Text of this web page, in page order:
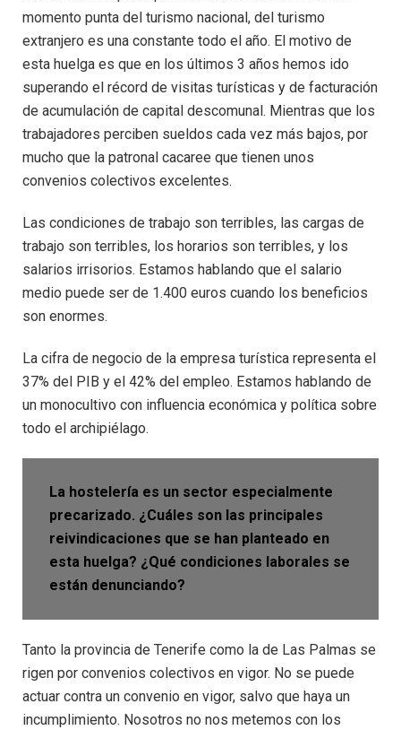
momento punta del turismo nacional, del turismo
extranjero es una constante todo el año. El motivo de
esta huelga es que en los últimos 3 años hemos ido
superando el récord de visitas turísticas y de facturación
de acumulación de capital descomunal. Mientras que los
trabajadores perciben sueldos cada vez más bajos, por
mucho que la patronal cacaree que tienen unos
convenios colectivos excelentes.
Las condiciones de trabajo son terribles, las cargas de
trabajo son terribles, los horarios son terribles, y los
salarios irrisorios. Estamos hablando que el salario
medio puede ser de 1.400 euros cuando los beneficios
son enormes.
La cifra de negocio de la empresa turística representa el
37% del PIB y el 42% del empleo. Estamos hablando de
un monocultivo con influencia económica y política sobre
todo el archipiélago.
La hostelería es un sector especialmente
precarizado. ¿Cuáles son las principales
reivindicaciones que se han planteado en
esta huelga? ¿Qué condiciones laborales se
están denunciando?
Tanto la provincia de Tenerife como la de Las Palmas se
rigen por convenios colectivos en vigor. No se puede
actuar contra un convenio en vigor, salvo que haya un
incumplimiento. Nosotros no nos metemos con los